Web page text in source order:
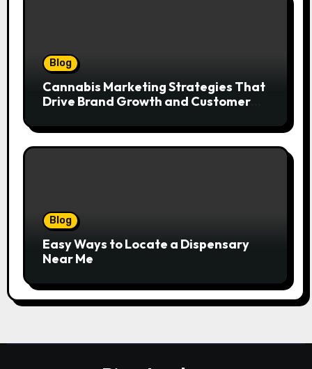
Blog
Cannabis Marketing Strategies That
Drive Brand Growth and Customer
Blog
Easy Ways to Locate a Dispensary
Near Me